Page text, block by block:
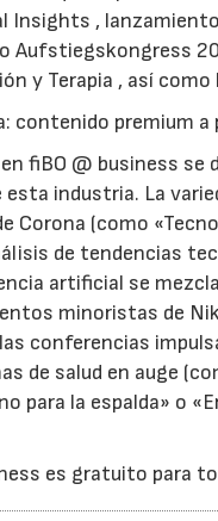
Insights ,
Aufstiegskongress
y Terapia , así
contenido premium a
fiBO @ business
industria. La
Corona (como
de tendencias
artificial se
minoristas de
conferencias
de salud en auge
para la espalda» o
es gratuito para